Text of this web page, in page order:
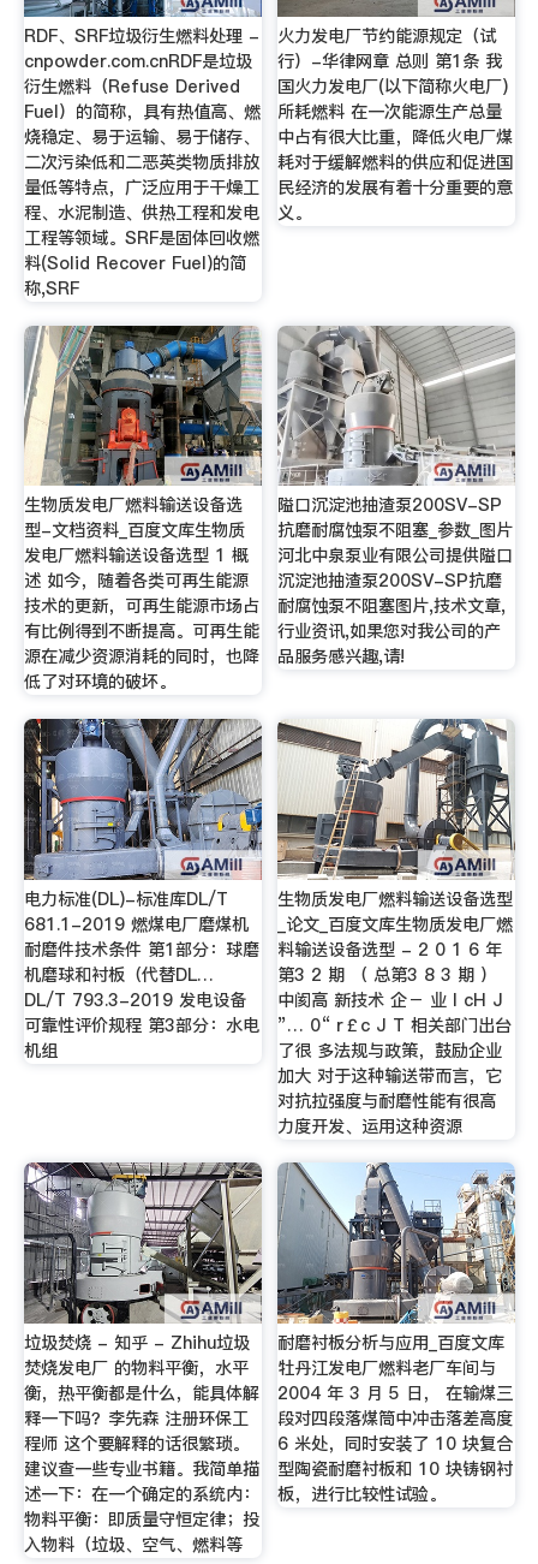
RDF、SRF垃圾衍生燃料处理 -
cnpowder.com.cnRDF是垃圾
衍生燃料（Refuse Derived
Fuel）的简称，具有热值高、燃
烧稳定、易于运输、易于储存、
二次污染低和二恶英类物质排放
量低等特点，广泛应用于干燥工
程、水泥制造、供热工程和发电
工程等领域。SRF是固体回收燃
料(Solid Recover Fuel)的简
称,SRF
火力发电厂节约能源规定（试
行）-华律网章 总则 第1条 我
国火力发电厂(以下简称火电厂)
所耗燃料 在一次能源生产总量
中占有很大比重，降低火电厂煤
耗对于缓解燃料的供应和促进国
民经济的发展有着十分重要的意
义。
生物质发电厂燃料输送设备选
型-文档资料_百度文库生物质
发电厂燃料输送设备选型 1 概
述 如今，随着各类可再生能源
技术的更新，可再生能源市场占
有比例得到不断提高。可再生能
源在减少资源消耗的同时，也降
低了对环境的破坏。
隘口沉淀池抽渣泵200SV-SP
抗磨耐腐蚀泵不阻塞_参数_图片
河北中泉泵业有限公司提供隘口
沉淀池抽渣泵200SV-SP抗磨
耐腐蚀泵不阻塞图片,技术文章,
行业资讯,如果您对我公司的产
品服务感兴趣,请!
电力标准(DL)-标准库DL/T
681.1-2019 燃煤电厂磨煤机
耐磨件技术条件 第1部分：球磨
机磨球和衬板（代替DL…
DL/T 793.3-2019 发电设备
可靠性评价规程 第3部分：水电
机组
生物质发电厂燃料输送设备选型
_论文_百度文库生物质发电厂燃
料输送设备选型 - 2 0 1 6 年
第3 2 期 （ 总第3 8 3 期 ）
中阂高 新技术 企－ 业 l cH J
”… 0“ r￡c J T 相关部门出台
了很 多法规与政策，鼓励企业
加大 对于这种输送带而言，它
对抗拉强度与耐磨性能有很高
力度开发、运用这种资源
垃圾焚烧 - 知乎 - Zhihu垃圾
焚烧发电厂 的物料平衡，水平
衡，热平衡都是什么，能具体解
释一下吗？李先森 注册环保工
程师 这个要解释的话很繁琐。
建议查一些专业书籍。我简单描
述一下：在一个确定的系统内：
物料平衡：即质量守恒定律；投
入物料（垃圾、空气、燃料等
耐磨衬板分析与应用_百度文库
牡丹江发电厂燃料老厂车间与
2004 年 3 月 5 日， 在输煤三
段对四段落煤筒中冲击落差高度
6 米处，同时安装了 10 块复合
型陶瓷耐磨衬板和 10 块铸钢衬
板，进行比较性试验。